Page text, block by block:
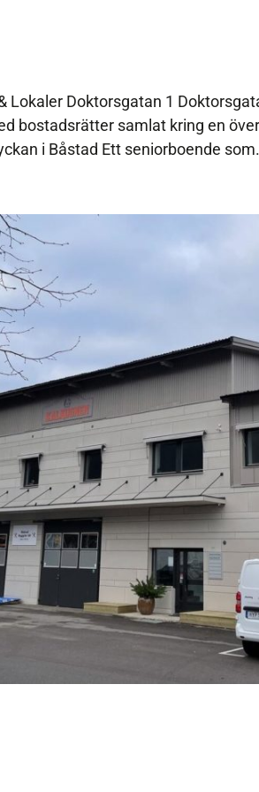
Lokaler Doktorsgatan 1
bostadsrätter samlat kring en
i Båstad Ett seniorboende